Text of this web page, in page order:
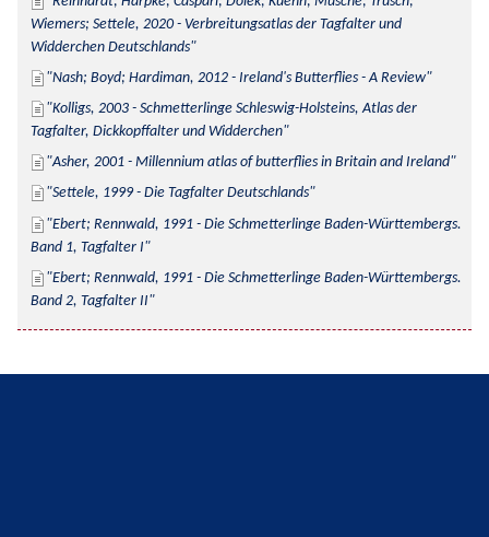
Wiemers; Settele, 2020 - Verbreitungsatlas der Tagfalter und
Widderchen Deutschlands
Nash; Boyd; Hardiman, 2012 - Ireland's Butterflies - A Review
Kolligs, 2003 - Schmetterlinge Schleswig-Holsteins, Atlas der
Tagfalter, Dickkopffalter und Widderchen
Asher, 2001 - Millennium atlas of butterflies in Britain and Ireland
Settele, 1999 - Die Tagfalter Deutschlands
Ebert; Rennwald, 1991 - Die Schmetterlinge Baden-Württembergs.
Band 1, Tagfalter I
Ebert; Rennwald, 1991 - Die Schmetterlinge Baden-Württembergs.
Band 2, Tagfalter II